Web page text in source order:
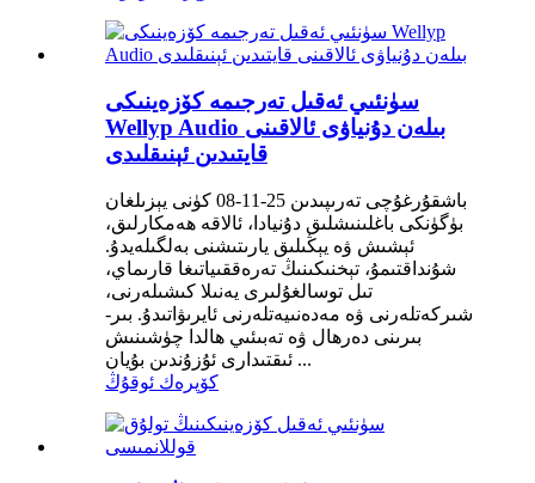
سۈنئىي ئەقىل تەرجىمە كۆزەينىكى
Wellyp Audio بىلەن دۇنياۋى ئالاقىنى
قايتىدىن ئېنىقلىدى
باشقۇرغۇچى تەرىپىدىن 25-11-08 كۈنى يېزىلغان
بۈگۈنكى باغلىنىشلىق دۇنيادا، ئالاقە ھەمكارلىق،
ئېشىش ۋە يېڭىلىق يارىتىشنى بەلگىلەيدۇ.
شۇنداقتىمۇ، تېخنىكىنىڭ تەرەققىياتىغا قارىماي،
تىل توسالغۇلىرى يەنىلا كىشىلەرنى،
شىركەتلەرنى ۋە مەدەنىيەتلەرنى ئايرىۋاتىدۇ. بىر-
بىرىنى دەرھال ۋە تەبىئىي ھالدا چۈشىنىش
ئىقتىدارى ئۇزۇندىن بۇيان ...
كۆپرەك ئوقۇڭ